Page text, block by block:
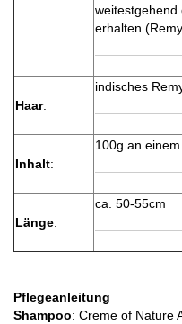
weitestgehend
erhalten
Haar:
indisches
Inhalt:
100g an
Länge:
ca. 50-55cm
Pflegeanleitung
Shampoo: Creme of Nature